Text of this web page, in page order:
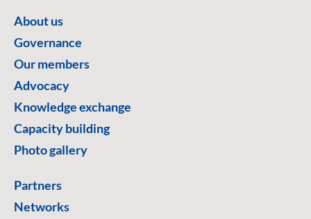
About us
Governance
Our members
Advocacy
Knowledge exchange
Capacity building
Photo gallery
Partners
Networks